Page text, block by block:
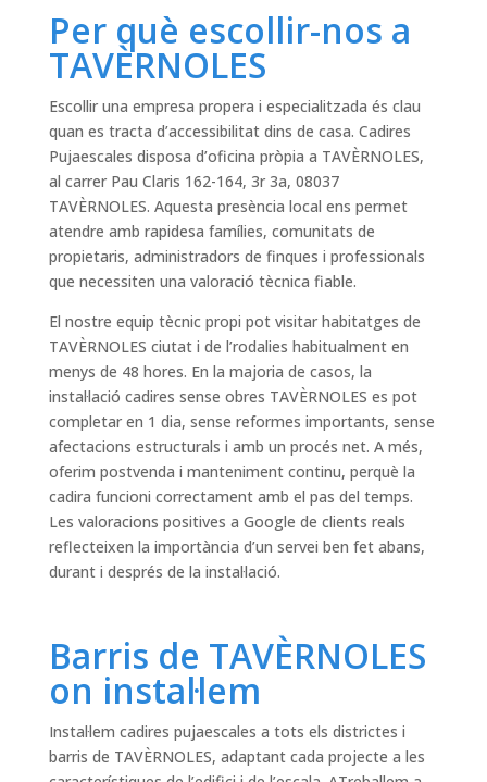
Per què escollir-nos a
TAVÈRNOLES
Escollir una empresa propera i especialitzada és clau
quan es tracta d’accessibilitat dins de casa. Cadires
Pujaescales disposa d’oficina pròpia a TAVÈRNOLES,
al carrer Pau Claris 162-164, 3r 3a, 08037
TAVÈRNOLES. Aquesta presència local ens permet
atendre amb rapidesa famílies, comunitats de
propietaris, administradors de finques i professionals
que necessiten una valoració tècnica fiable.
El nostre equip tècnic propi pot visitar habitatges de
TAVÈRNOLES ciutat i de l’rodalies habitualment en
menys de 48 hores. En la majoria de casos, la
instal·lació cadires sense obres TAVÈRNOLES es pot
completar en 1 dia, sense reformes importants, sense
afectacions estructurals i amb un procés net. A més,
oferim postvenda i manteniment continu, perquè la
cadira funcioni correctament amb el pas del temps.
Les valoracions positives a Google de clients reals
reflecteixen la importància d’un servei ben fet abans,
durant i després de la instal·lació.
Barris de TAVÈRNOLES
on instal·lem
Instal·lem cadires pujaescales a tots els districtes i
barris de TAVÈRNOLES, adaptant cada projecte a les